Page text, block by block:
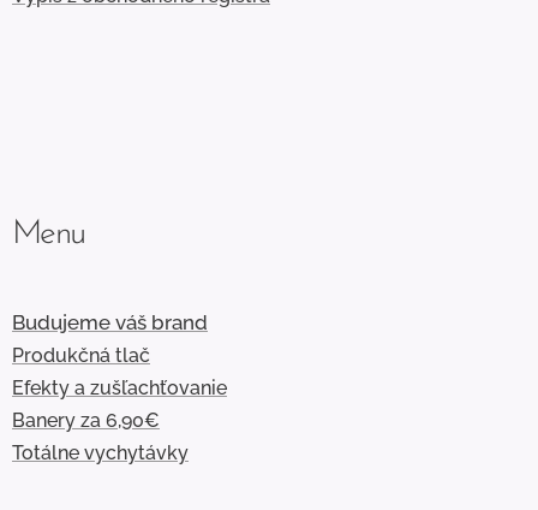
Menu
Budujeme váš brand
Produkčná tlač
Efekty a zušľachťovanie
Banery za 6,90€
Totálne vychytávky